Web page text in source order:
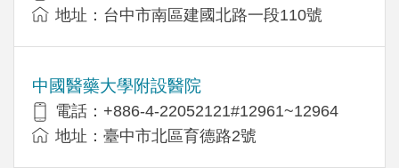
地址：台中市南區建國北路一段110號
中國醫藥大學附設醫院
電話：+886-4-22052121#12961~12964
地址：臺中市北區育德路2號